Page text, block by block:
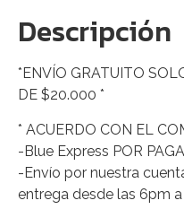
Descripción
*ENVÍO GRATUITO
DE $20.000 *
* ACUERDO CON EL
-Blue Express POR
-Envío por nuestra
entrega desde las 6pm a